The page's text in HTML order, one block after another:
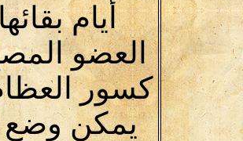
أيام
العضو
كسور
يمكن وضع